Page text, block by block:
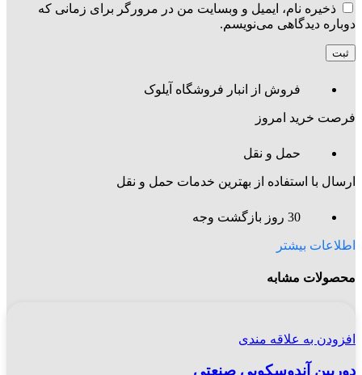
ذخیره نام، ایمیل و وبسایت من در مرورگر برای زمانی که
دوباره دیدگاهی می‌نویسم.
فروش از انبار فروشگاه آیلوک
فرصت خرید امروز
حمل و نقل
ارسال با استفاده از بهترین خدمات حمل و نقل
30 روز بازگشت وجه
اطلاعات بیشتر
محصولات مشابه
افزودن به علاقه مندی
دوربین آندوسکوپی صنعتی